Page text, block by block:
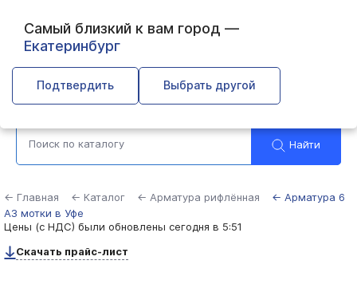
Самый близкий к вам город —
Екатеринбург
Подтвердить Выбрать другой
Уфа
Найти
← Главная ← Каталог ← Арматура рифлённая
← Арматура 6
А3 мотки в Уфе
Цены (с НДС) были обновлены сегодня в 5:51
Скачать прайс-лист